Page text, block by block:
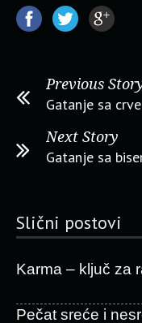
Previous
Gatanje sa
Next Story
Gatanje sa
Slični postovi
Karma – ključ za
Pečat sreće i